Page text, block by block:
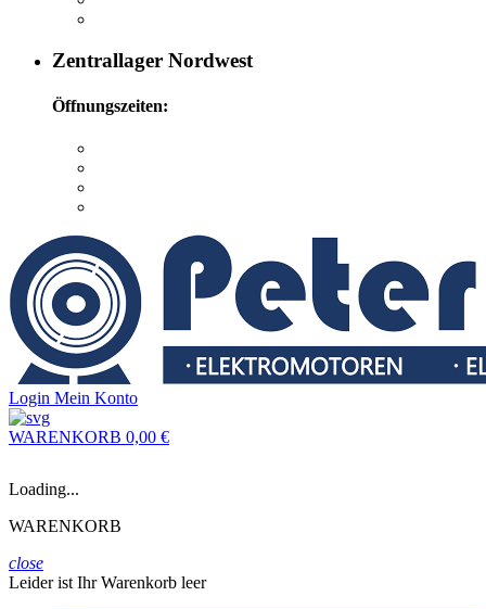
Zentrallager Nordwest
Öffnungszeiten:
Login Mein Konto
WARENKORB 0,00 €
Loading...
WARENKORB
close
Leider ist Ihr Warenkorb leer